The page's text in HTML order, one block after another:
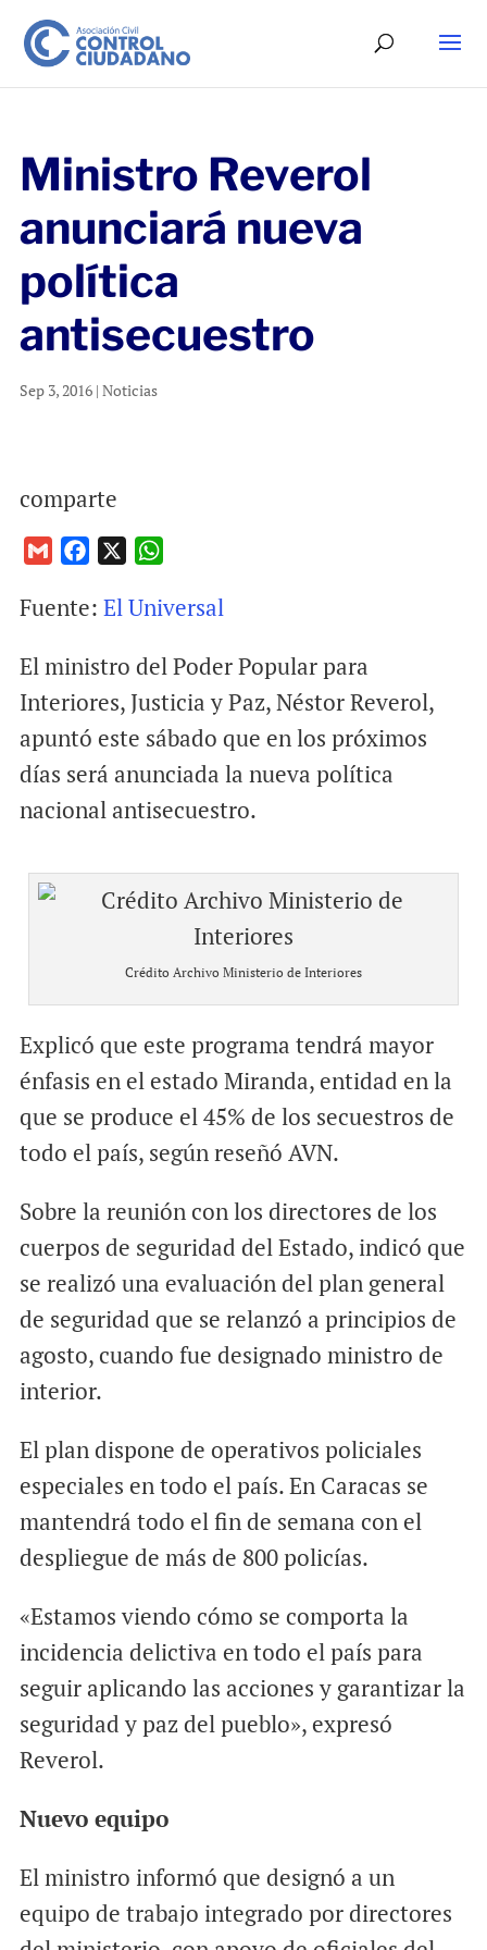
Ministro Reverol
anunciará nueva
política
antisecuestro
Sep 3, 2016| Noticias
comparte
a
l
c
b
k
a
s
A
p
Fuente: El Universal
El ministro del Poder Popular para
Interiores, Justicia y Paz, Néstor Reverol,
apuntó este sábado que en los próximos
días será anunciada la nueva política
nacional antisecuestro.
Crédito Archivo Ministerio de Interiores
Explicó que este programa tendrá mayor
énfasis en el estado Miranda, entidad en la
que se produce el 45% de los secuestros de
todo el país, según reseñó AVN.
Sobre la reunión con los directores de los
cuerpos de seguridad del Estado, indicó que
se realizó una evaluación del plan general
de seguridad que se relanzó a principios de
agosto, cuando fue designado ministro de
interior.
El plan dispone de operativos policiales
especiales en todo el país. En Caracas se
mantendrá todo el fin de semana con el
despliegue de más de 800 policías.
«Estamos viendo cómo se comporta la
incidencia delictiva en todo el país para
seguir aplicando las acciones y garantizar la
seguridad y paz del pueblo», expresó
Reverol.
Nuevo equipo
El ministro informó que designó a un
equipo de trabajo integrado por directores